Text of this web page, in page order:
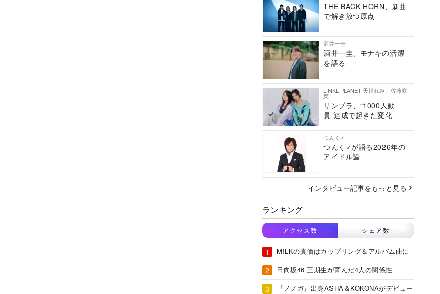
THE BACK HORN、新曲
で解き放つ原点
酒井一圭
酒井一圭、モナキの活躍
を語る
LINKL PLANET 天川れみ、佐藤咲
菜
リンプラ、“1000人動
員”達成で起きた変化
つんく♂
つんく♂が語る2026年の
アイドル論
インタビュー記事をもっと見る
ランキング
アクセス数 シェア数
M!LKの真価はカップリング＆アルバム曲に
日向坂46 三期生が育んだ4人の関係性
『ノノガ』出身ASHA＆KOKONAがデビュー